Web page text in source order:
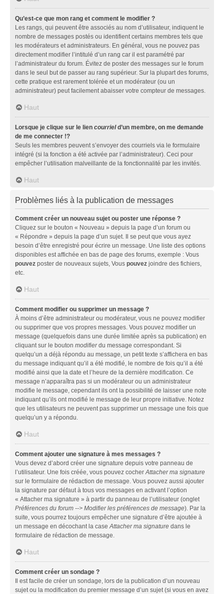
Qu’est-ce que mon rang et comment le modifier ?
Les rangs, qui peuvent être associés au nom d’utilisateur, indiquent le
nombre de messages postés ou identifient certains membres tels que
les modérateurs et administrateurs. En général, vous ne pouvez pas
directement modifier l’intitulé d’un rang car il est paramétré par
l’administrateur du forum. Évitez de poster des messages sur le forum
dans le seul but de passer au rang supérieur. Sur la plupart des forums,
cette pratique est rarement tolérée et un modérateur (ou un
administrateur) peut facilement abaisser votre compteur de messages.
Haut
Lorsque je clique sur le lien courrield’un membre, on me demande
de me connecter !?
Seuls les membres peuvent s’envoyer des courriels via le formulaire
intégré (si la fonction a été activée par l’administrateur). Ceci pour
empêcher l’utilisation malveillante de la fonctionnalité par les invités.
Haut
Problèmes liés à la publication de messages
Comment créer un nouveau sujet ou poster une réponse ?
Cliquez sur le bouton « Nouveau » depuis la page d’un forum ou
« Répondre » depuis la page d’un sujet. Il se peut que vous ayez
besoin d’être enregistré pour écrire un message. Une liste des options
disponibles est affichée en bas de page des forums, exemple : Vous
pouvez poster de nouveaux sujets, Vous pouvez joindre des fichiers,
etc.
Haut
Comment modifier ou supprimer un message ?
À moins d’être administrateur ou modérateur, vous ne pouvez modifier
ou supprimer que vos propres messages. Vous pouvez modifier un
message (quelquefois dans une durée limitée après sa publication) en
cliquant sur le bouton modifierdu message correspondant. Si
quelqu’un a déjà répondu au message, un petit texte s’affichera en bas
du message indiquant qu’il a été modifié, le nombre de fois qu’il a été
modifié ainsi que la date et l’heure de la dernière modification. Ce
message n’apparaîtra pas si un modérateur ou un administrateur
modifie le message, cependant ils ont la possibilité de laisser une note
indiquant qu’ils ont modifié le message de leur propre initiative. Notez
que les utilisateurs ne peuvent pas supprimer un message une fois que
quelqu’un y a répondu.
Haut
Comment ajouter une signature à mes messages ?
Vous devez d’abord créer une signature depuis votre panneau de
l’utilisateur. Une fois créée, vous pouvez cocherAttacher ma signature
sur le formulaire de rédaction de message. Vous pouvez aussi ajouter
la signature par défaut à tous vos messages en activant l’option
« Attacher ma signature » à partir du panneau de l’utilisateur (onglet
Préférences du forum --> Modifier les préférences de message). Par la
suite, vous pourrez toujours empêcher une signature d’être ajoutée à
un message en décochant la caseAttacher ma signature dans le
formulaire de rédaction de message.
Haut
Comment créer un sondage ?
Il est facile de créer un sondage, lors de la publication d’un nouveau
sujet ou la modification du premier message d’un sujet (si vous en avez